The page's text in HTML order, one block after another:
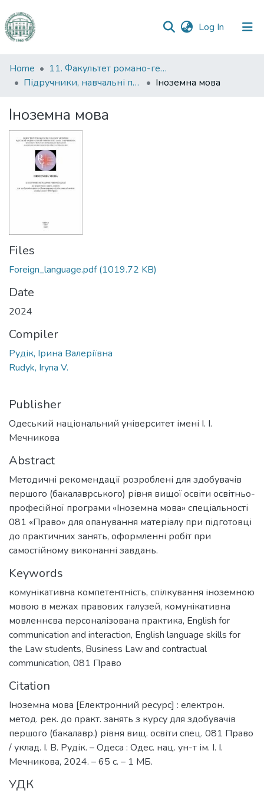
Log In (current)
Communities
&
All of DSpace
Statistics
Home
11. Факультет романо-германської філології
Підручники, навчальні посібники та інші науково- та навчально-методичні праці РГФ
Іноземна мова
Іноземна мова
Files
Foreign_language.pdf(1019.72 KB)
Date
2024
Compiler
Рудік, Ірина Валеріївна
Rudyk, Iryna V.
Publisher
Одеський національний університет імені І. І.
Мечникова
Abstract
Методичні рекомендації розроблені для здобувачів
першого (бакалаврського) рівня вищої освіти освітньо-
професійної програми «Іноземна мова» спеціальності
081 «Право» для опанування матеріалу при підготовці
до практичних занять, оформленні робіт при
самостійному виконанні завдань.
Keywords
комунікативна компетентність, спілкування іноземною
мовою в межах правових галузей, комунікативна
мовленнєва персоналізована практика, English for
communication and interaction, English language skills for
the Law students, Business Law and contractual
communication, 081 Право
Citation
Іноземна мова [Електронний ресурс] : електрон.
метод. рек. до практ. занять з курсу для здобувачів
першого (бакалавр.) рівня вищ. освіти спец. 081 Право
/ уклад. І. В. Рудік. – Одеса : Одес. нац. ун-т ім. І. І.
Мечникова, 2024. – 65 с. – 1 МБ.
УДК